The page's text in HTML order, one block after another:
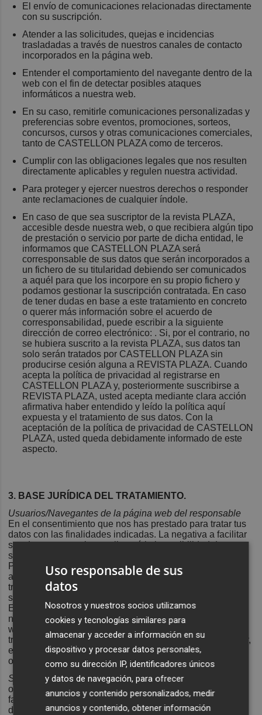
El envío de comunicaciones relacionadas directamente
con su suscripción.
Atender a las solicitudes, quejas e incidencias
trasladadas a través de nuestros canales de contacto
incorporados en la página web.
Entender el comportamiento del navegante dentro de la
web con el fin de detectar posibles ataques
informáticos a nuestra web.
En su caso, remitirle comunicaciones personalizadas y
preferencias sobre eventos, promociones, sorteos,
concursos, cursos y otras comunicaciones comerciales,
tanto de CASTELLON PLAZA como de terceros.
Cumplir con las obligaciones legales que nos resulten
directamente aplicables y regulen nuestra actividad.
Para proteger y ejercer nuestros derechos o responder
ante reclamaciones de cualquier índole.
En caso de que sea suscriptor de la revista PLAZA,
accesible desde nuestra web, o que recibiera algún tipo
de prestación o servicio por parte de dicha entidad, le
informamos que CASTELLON PLAZA será
corresponsable de sus datos que serán incorporados a
un fichero de su titularidad debiendo ser comunicados
a aquél para que los incorpore en su propio fichero y
podamos gestionar la suscripción contratada. En caso
de tener dudas en base a este tratamiento en concreto
o querer más información sobre el acuerdo de
corresponsabilidad, puede escribir a la siguiente
dirección de correo electrónico: . Si, por el contrario, no
se hubiera suscrito a la revista PLAZA, sus datos tan
solo serán tratados por CASTELLON PLAZA sin
producirse cesión alguna a REVISTA PLAZA. Cuando
acepta la política de privacidad al registrarse en
CASTELLON PLAZA y, posteriormente suscribirse a
REVISTA PLAZA, usted acepta mediante clara acción
afirmativa haber entendido y leído la política aquí
expuesta y el tratamiento de sus datos. Con la
aceptación de la política de privacidad de CASTELLON
PLAZA, usted queda debidamente informado de este
aspecto.
3. BASE JURÍDICA DEL TRATAMIENTO.
Usuarios/Navegantes de la página web del responsable
En el consentimiento que nos has prestado para tratar tus
datos con las finalidades indicadas. La negativa a facilitar
sus datos personales conllevará la imposibilidad de tratar
sus datos con las finalidades mencionadas.
Para cumplir con las obligaciones legales que se nos
aplican. En este caso, el interesado no podrá negarse al
tratamiento de los datos personales. Aunque podrá retirar
su consentimiento solicitándolo a
En nuestro interés legítimo de proteger nuestra imagen,
negocio y trayectoria evitando ataques a nuestra página
web. En este caso, el interesado no podrá negarse al
tratamiento de los datos personales, aunque podrá ejercer,
en su caso, los derechos reconocidos en el apartado
octavo de la presente política.
SuscriptoresEjecución de un contrato en el que sea parte
o aplicación de medias precontractuales. La negativa a
facilitar sus datos personales conllevará la imposibilidad
de tratar sus datos con las finalidades mencionadas.
Uso responsable de sus
datos
Nosotros y nuestros socios utilizamos
cookies y tecnologías similares para
almacenar y acceder a información en su
dispositivo y procesar datos personales,
como su dirección IP, identificadores únicos
y datos de navegación, para ofrecer
anuncios y contenido personalizados, medir
anuncios y contenido, obtener información